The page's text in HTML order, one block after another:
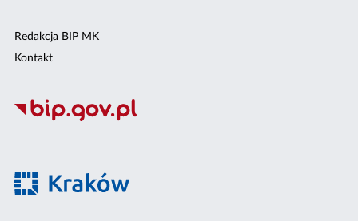
Redakcja BIP MK
Kontakt